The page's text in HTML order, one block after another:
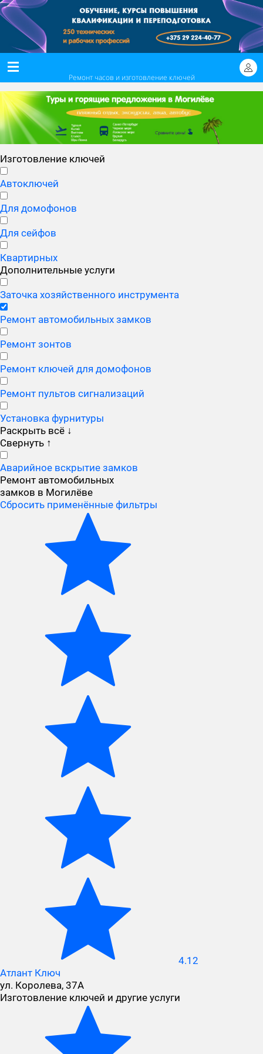
Ремонт часов и изготовление ключей
Изготовление ключей
Автоключей
Для домофонов
Для сейфов
Квартирных
Дополнительные услуги
Заточка хозяйственного инструмента
Ремонт автомобильных замков
Ремонт зонтов
Ремонт ключей для домофонов
Ремонт пультов сигнализаций
Установка фурнитуры
Раскрыть всё ↓
Свернуть ↑
Аварийное вскрытие замков
Ремонт автомобильных
замков в Могилёве
Сбросить применённые фильтры
4.12
Атлант Ключ
ул. Королева, 37А
Изготовление ключей и другие услуги